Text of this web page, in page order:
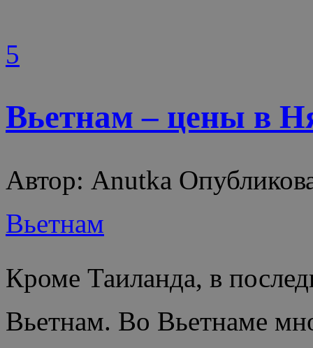
5
Вьетнам – цены в
Автор: Anutka
Вьетнам
Кроме Таиланда, в
Вьетнам. Во Вьетнаме